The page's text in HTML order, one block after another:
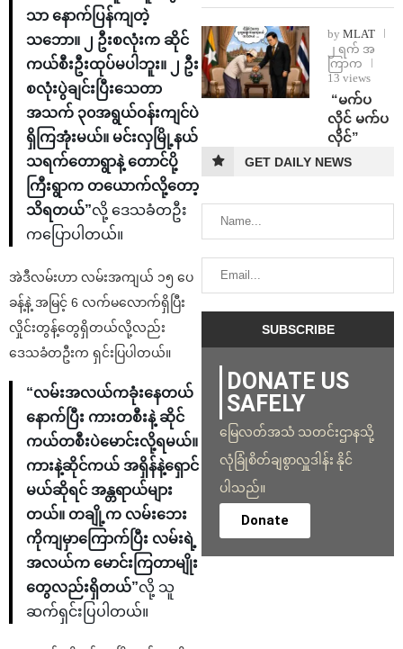
သာ နောက်ပြန်ကျတဲ့
သဘော။ ၂ ဦးစလုံးက ဆိုင်
ကယ်စီးဦးထုပ်မပါဘူး။ ၂ ဦး
စလုံးပွဲချင်းပြီးသေတာ
အသက် ၃၀အရွယ်ဝန်းကျင်ပဲ
ရှိကြအုံးမယ်။ မင်းလှမြို့နယ်
သရက်တောရွာနဲ့ တောင်ပို့
ကြီးရွာက တယောက်လို့တော့
သိရတယ်”လို့ ဒေသခံတဦး
ကပြောပါတယ်။
အဲဒီလမ်းဟာ လမ်းအကျယ် ၁၅ ပေ
ခန့်နဲ့ အမြင့် 6 လက်မလောက်ရှိပြီး
လှိုင်းတွန့်တွေရှိတယ်လို့လည်း
ဒေသခံတဦးက ရှင်းပြပါတယ်။
“လမ်းအလယ်ကခုံးနေတယ်
နောက်ပြီး ကားတစီးနဲ့ ဆိုင်
ကယ်တစီးပဲမောင်းလို့ရမယ်။
ကားနဲ့ဆိုင်ကယ် အရှိန်နဲ့ရှောင်
မယ်ဆိုရင် အန္တရာယ်များ
တယ်။ တချို့က လမ်းဘေး
ကိုကျမှာကြောက်ပြီး လမ်းရဲ့
အလယ်က မောင်းကြတာမျိုး
တွေလည်းရှိတယ်”လို့ သူ
ဆက်ရှင်းပြပါတယ်။
by MLAT
၂ ရက် အ
ကြာက
13 views
⁨ ⁨“မက်ပ
လိုင် မက်ပ
လိုင်”
GET DAILY NEWS
DONATE US
SAFELY
မြေလတ်အသံ သတင်းဌာနသို့
လုံခြုံစိတ်ချစွာလှူဒါန်း နိုင်
ပါသည်။
Donate